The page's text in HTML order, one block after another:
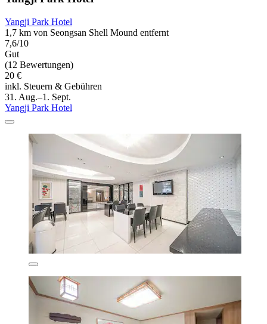
Yangji Park Hotel
1,7 km von Seongsan Shell Mound entfernt
7,6/10
Gut
(12 Bewertungen)
20 €
inkl. Steuern & Gebühren
31. Aug.–1. Sept.
Yangji Park Hotel